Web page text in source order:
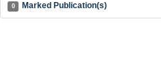
0 Marked Publication(s)